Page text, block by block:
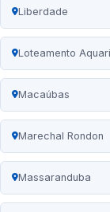
Liberdade
Loteamento
Macaúbas
Marechal Rondon
Massaranduba